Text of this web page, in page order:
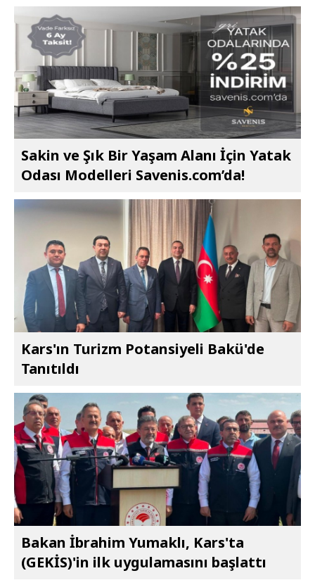
Sakin ve Şık Bir Yaşam Alanı İçin Yatak
Odası Modelleri Savenis.com’da!
Kars'ın Turizm Potansiyeli Bakü'de
Tanıtıldı
Bakan İbrahim Yumaklı, Kars'ta
(GEKİS)'in ilk uygulamasını başlattı